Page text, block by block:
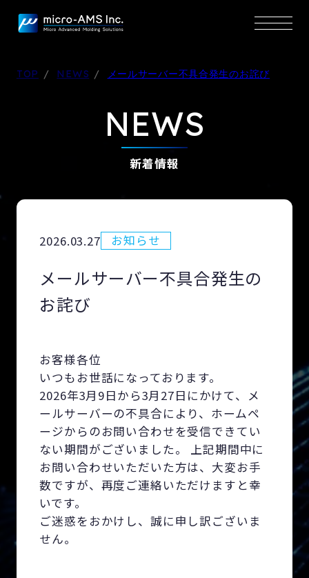
TOP NEWS メールサーバー不具合発生のお詫び
新着情報
NEWS
2026.03.27 お知らせ
メールサーバー不具合発生の
お詫び
お客様各位
いつもお世話になっております。
2026年3月9日から3月27日にかけて、メ
ールサーバーの不具合により、ホームペ
ージからのお問い合わせを受信できてい
ない期間がございました。 上記期間中に
お問い合わせいただいた方は、大変お手
数ですが、再度ご連絡いただけますと幸
いです。
ご迷惑をおかけし、誠に申し訳ございま
せん。